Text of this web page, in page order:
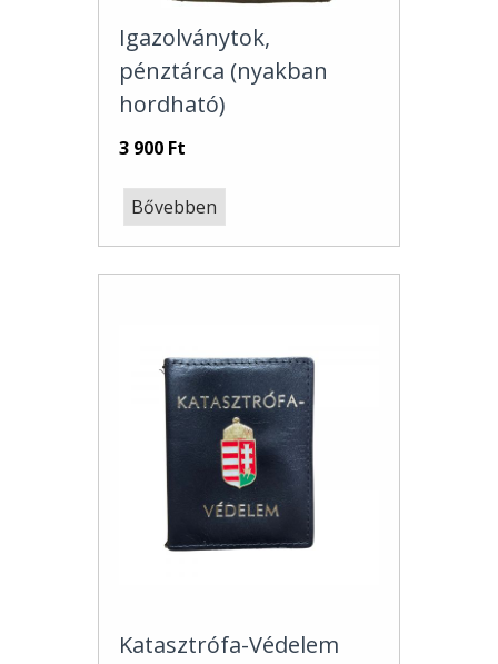
Igazolványtok,
pénztárca (nyakban
hordható)
3 900 Ft
Bővebben
Katasztrófa-Védelem